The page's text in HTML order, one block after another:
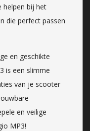
helpen bij het
die perfect passen
en geschikte
is een slimme
van je scooter
en veilige
MP3!